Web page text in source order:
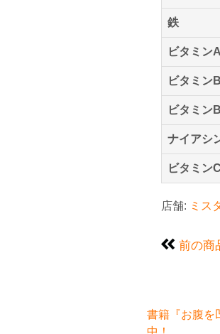
鉄
ビタミンA
ビタミン
ビタミン
ナイアシ
ビタミンC
店舗: ミス
前の商
書籍『お腹を
中！